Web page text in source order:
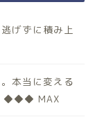
げずに積み上
本当に変える
◆◆◆ MAX